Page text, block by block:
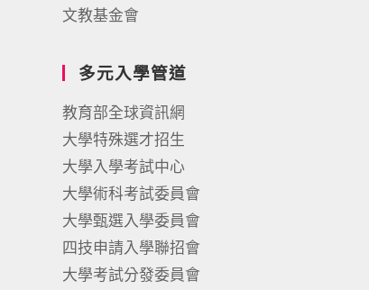
文教基金會
多元入學管道
教育部全球資訊網
大學特殊選才招生
大學入學考試中心
大學術科考試委員會
大學甄選入學委員會
四技申請入學聯招會
大學考試分發委員會